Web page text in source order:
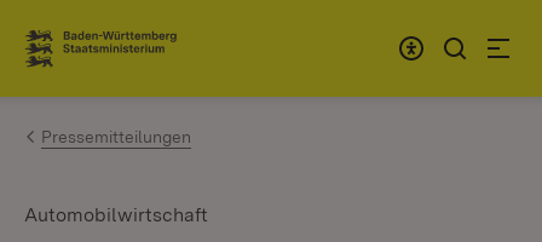
Zum Inhalt springen
Link zur Startseite
Pressemitteilungen
Automobilwirtschaft